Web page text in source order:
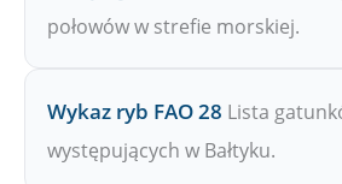
połowów w strefie morskiej.
Wykaz ryb FAO 28 Lista
występujących w Bałtyku.